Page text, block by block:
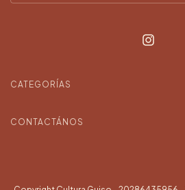
CATEGORÍAS
CONTACTÁNOS